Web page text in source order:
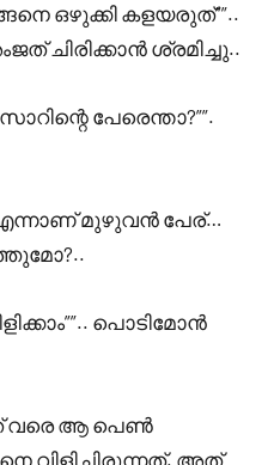
ഒഴുക്കി കളയരുത്””..
ചിരിക്കാൻ ശ്രമിച്ചു..
പേരെന്താ?””.
മുഴുവൻ പേര്…
പൊടിമോൻ
വരെ ആ പെൺ
വിളിച്ചിരുന്നത്. അത്